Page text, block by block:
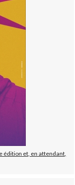
édition et, en attendant,